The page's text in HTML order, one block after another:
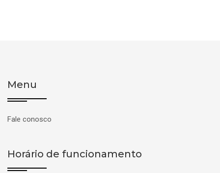
Menu
Fale conosco
Horário de funcionamento